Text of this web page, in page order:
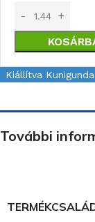
Kiállítva
További